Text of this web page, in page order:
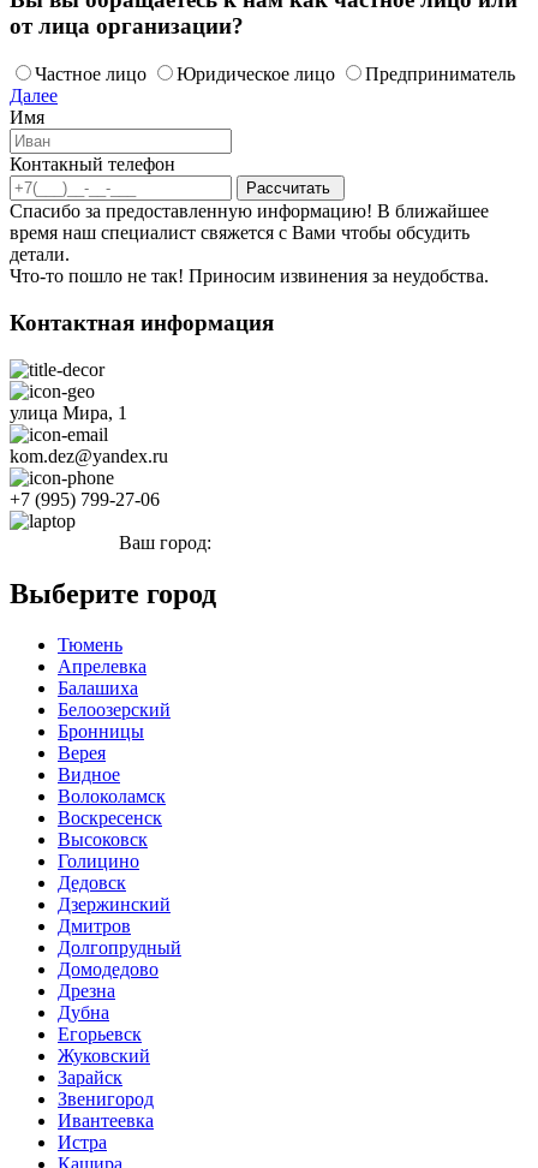
от лица организации?
Частное лицо Юридическое лицо
Предприниматель
Далее
Имя
Контакный телефон
Спасибо за предоставленную информацию! В ближайшее
время наш специалист свяжется с Вами чтобы обсудить
детали.
Что-то пошло не так! Приносим извинения за неудобства.
Контактная информация
улица Мира, 1
kom.dez@yandex.ru
+7 (995) 799-27-06
Ваш город:
Выберите город
Тюмень
Апрелевка
Балашиха
Белоозерский
Бронницы
Верея
Видное
Волоколамск
Воскресенск
Высоковск
Голицино
Дедовск
Дзержинский
Дмитров
Долгопрудный
Домодедово
Дрезна
Дубна
Егорьевск
Жуковский
Зарайск
Звенигород
Ивантеевка
Истра
Кашира